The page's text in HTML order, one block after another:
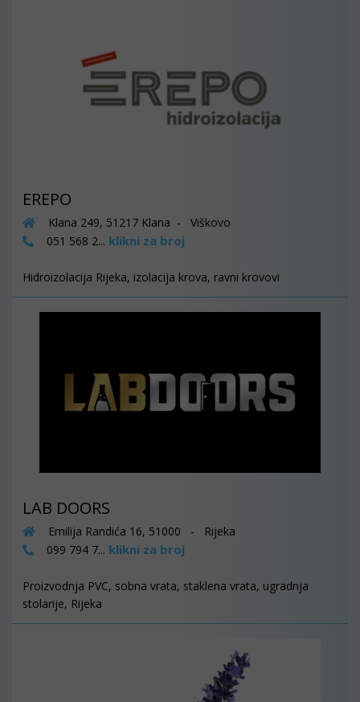
EREPO
Klana 249, 51217 Klana - Viškovo
051 568 2... klikni za broj
Hidroizolacija Rijeka, izolacija krova, ravni krovovi
LAB DOORS
Emilija Randića 16, 51000 - Rijeka
099 794 7... klikni za broj
Proizvodnja PVC, sobna vrata, staklena vrata, ugradnja
stolarije, Rijeka